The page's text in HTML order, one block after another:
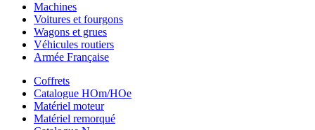
Machines
Voitures et fourgons
Wagons et grues
Véhicules routiers
Armée Française
Coffrets
Catalogue HOm/HOe
Matériel moteur
Matériel remorqué